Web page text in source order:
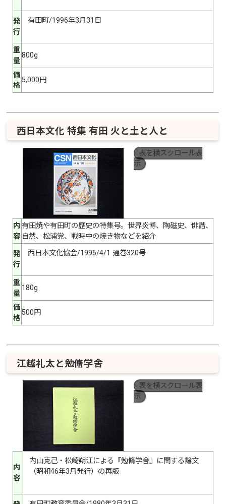
発
行
有田町/1996年3月31日
重
量
800g
価
格
5,000円
西日本文化 特集 有田 火と土と人と
表を横スクロール表
示
内
容
有田焼や有田町の歴史の特集号。世界炎博、陶磁史、俳諧、
自然、松浦党、戦時中の焼き物などを紹介
発
行
西日本文化協会/1996/4/1 通巻320号
重
量
180g
価
格
500円
江越礼太と勉脩学舎
表を横スクロール表
示
内
容
内山克己・松崎朔江による『勉脩学舎』に関する論文
（昭和46年3月発行）の再版